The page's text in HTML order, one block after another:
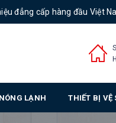
đẳng cấp hàng đầu Việt
LẠNH THIẾT BỊ VỆ